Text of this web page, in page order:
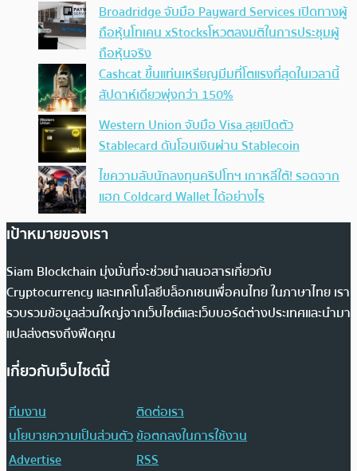
Broadridge จับมือ Payward Services เปิดทางผู้
ถือหุ้นโทเคน xStocksโหวตลงมติในการประชุมผู้
ถือหุ้นจริง
Cashcat ขึ้นแท่นเหรียญมีมที่โตแรงที่สุดในเวลานี้
สัปดาห์เดียวพุ่งกว่า 150%
Western Union จับมือ Visa ลุยเปิดตัว
Stablecard ดันโอนเงินผ่าน Stablecoin
ไขความลับนักลงทุนคริปโทฯ เกาหลีใต้! รอดจาก
แฮก Coldcard Wallet ได้อย่างไร
เป้าหมายของเรา
Siam Blockchain มุ่งมั่นที่จะช่วยนำเสนอสารเกี่ยวกับ
Cryptocurrency และเทคโนโลยีบล็อกเชนเพื่อคนไทย ในภาษาไทย เรา
รวบรวมข้อมูลส่วนใหญ่จากเว็บไซต์และเว็บบอร์ดต่างประเทศและนำมา
แปลส่งตรงถึงฟีดคุณ
เกี่ยวกับเว็บไซต์นี้
ทีมงาน
ติดต่อเรา
นโยบายความเป็นส่วนตัวข้อตกลงในการใช้งาน
Advertise
RSS